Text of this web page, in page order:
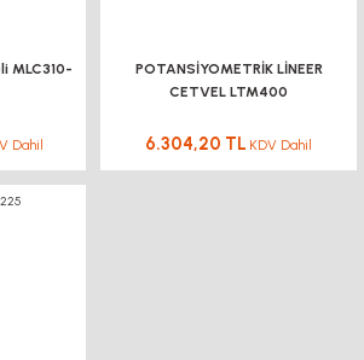
MLC310-
Dahil
POTANSİYOMETRİK LİNEER
CETVEL LTM400
6.304,20 TL KDV Dahil